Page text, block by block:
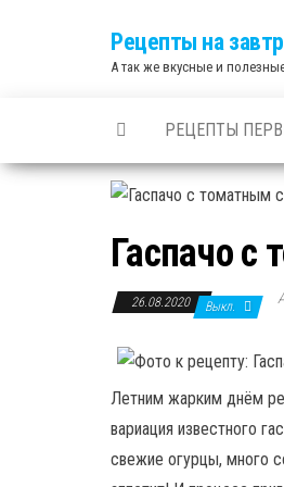
Рецепты на
А так же вкусные и
РЕЦЕПТЫ
Гаспачо с
26.08.2020 Выкл.
Летним жарким днём
вариация известного
свежие огурцы, много